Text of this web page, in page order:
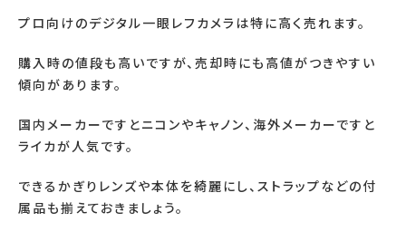
プロ向けのデジタル一眼レフカメラは特に高く売れます。
購入時の値段も高いですが、売却時にも高値がつきやすい
傾向があります。
国内メーカーですとニコンやキャノン、海外メーカーですと
ライカが人気です。
できるかぎりレンズや本体を綺麗にし、ストラップなどの付
属品も揃えておきましょう。